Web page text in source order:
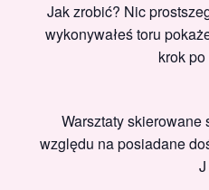
Jak zrobić? Nic
wykonywałeś toru
krok
Warsztaty skierowane
względu na posiadane
J